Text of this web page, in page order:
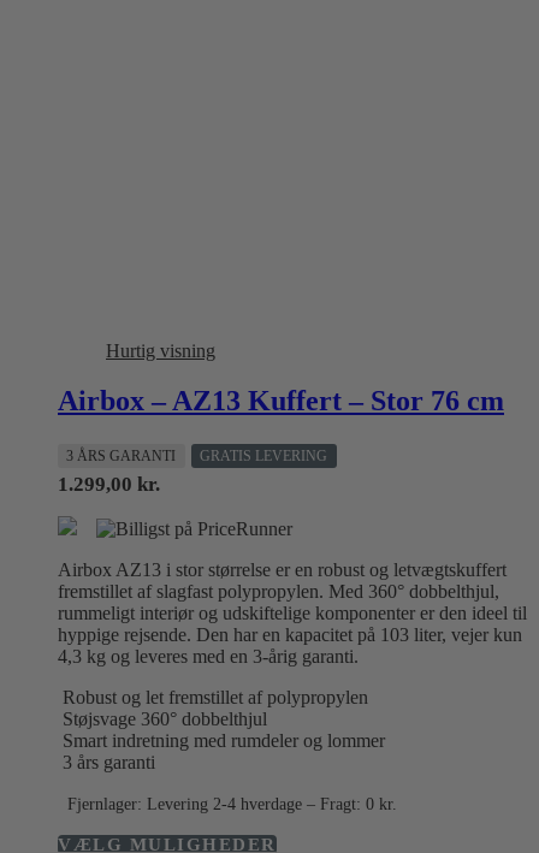
Hurtig visning
Airbox – AZ13 Kuffert – Stor 76 cm
3 ÅRS GARANTI GRATIS LEVERING
1.299,00 kr.
Airbox AZ13 i stor størrelse er en robust og letvægtskuffert
fremstillet af slagfast polypropylen. Med 360° dobbelthjul,
rummeligt interiør og udskiftelige komponenter er den ideel til
hyppige rejsende. Den har en kapacitet på 103 liter, vejer kun
4,3 kg og leveres med en 3-årig garanti.
Robust og let fremstillet af polypropylen
Støjsvage 360° dobbelthjul
Smart indretning med rumdeler og lommer
3 års garanti
Fjernlager: Levering 2-4 hverdage – Fragt: 0 kr.
VÆLG MULIGHEDERDette